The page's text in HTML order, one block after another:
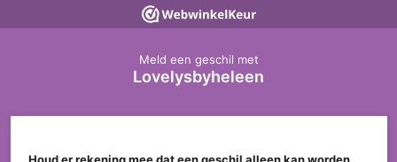
Meld een geschil met
Lovelysbyheleen
Houd er rekening mee dat een geschil alleen kan worden